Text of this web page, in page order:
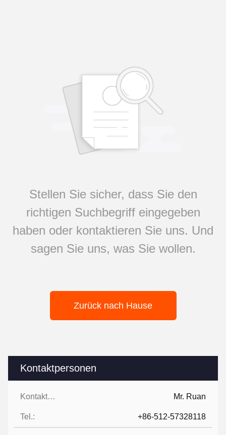
Kontaktpersonen
Kontaktpersonen: Mr. Ruan
Tel.: +86-512-57328118
Stellen Sie sicher, dass Sie den
richtigen Suchbegriff eingegeben
haben oder kontaktieren Sie uns. Und
sagen Sie uns, was Sie wollen.
Zurück nach Hause